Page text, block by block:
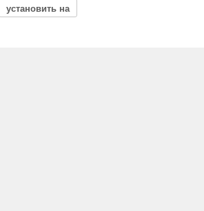
установить на